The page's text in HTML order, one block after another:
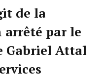
de la
arrêté par le
Gabriel Attal